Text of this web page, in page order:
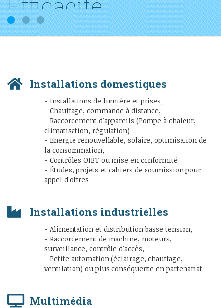
Réactivité et qualité du travail sont nos
1 2 3
Installations domestiques
- Installations de lumière et prises,
- Chauffage, commande à distance,
- Raccordement d'appareils (Pompe à chaleur,
climatisation, régulation)
- Energie renouvellable, solaire, optimisation de
la consommation,
- Contrôles OIBT ou mise en conformité
- Études, projets et cahiers de soumission pour
appel d'offres
Installations industrielles
- Alimentation et distribution basse tension,
- Raccordement de machine, moteurs,
surveillance, contrôle d'accès,
- Petite automation (éclairage, chauffage,
ventilation) ou plus conséquente en partenariat
Multimédia